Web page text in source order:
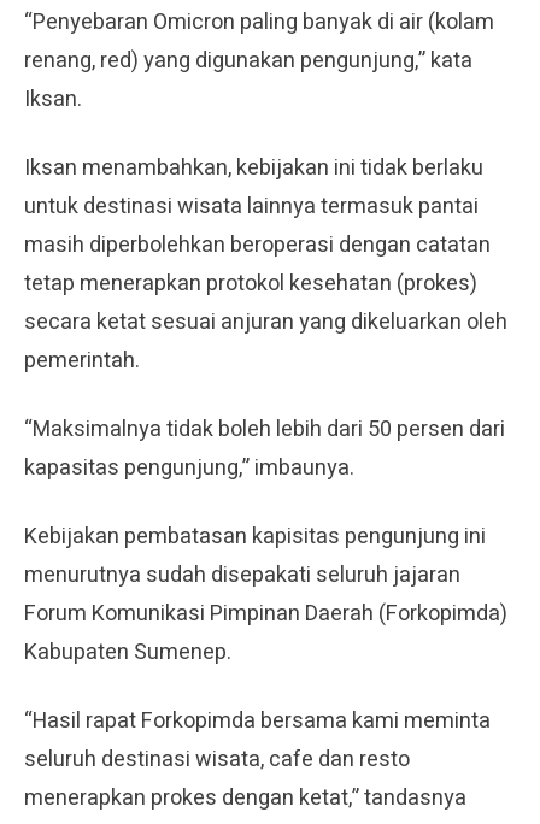
“Penyebaran Omicron paling banyak di air (kolam
renang, red) yang digunakan pengunjung,” kata
Iksan.
Iksan menambahkan, kebijakan ini tidak berlaku
untuk destinasi wisata lainnya termasuk pantai
masih diperbolehkan beroperasi dengan catatan
tetap menerapkan protokol kesehatan (prokes)
secara ketat sesuai anjuran yang dikeluarkan oleh
pemerintah.
“Maksimalnya tidak boleh lebih dari 50 persen dari
kapasitas pengunjung,” imbaunya.
Kebijakan pembatasan kapisitas pengunjung ini
menurutnya sudah disepakati seluruh jajaran
Forum Komunikasi Pimpinan Daerah (Forkopimda)
Kabupaten Sumenep.
“Hasil rapat Forkopimda bersama kami meminta
seluruh destinasi wisata, cafe dan resto
menerapkan prokes dengan ketat,” tandasnya